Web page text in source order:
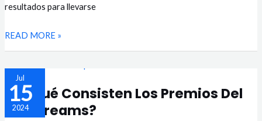
resultados para llevarse
FÚTBOL
READ MORE »
Jul
15
2024
¿En Qué Consisten Los Premios Del
Eurodreams?
¿EN
QUÉ
CONSISTEN